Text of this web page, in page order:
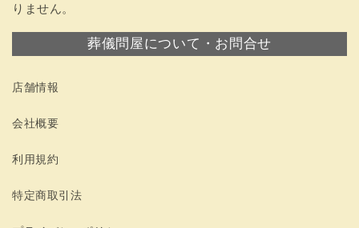
りません。
葬儀問屋について・お問合せ
店舗情報
会社概要
利用規約
特定商取引法